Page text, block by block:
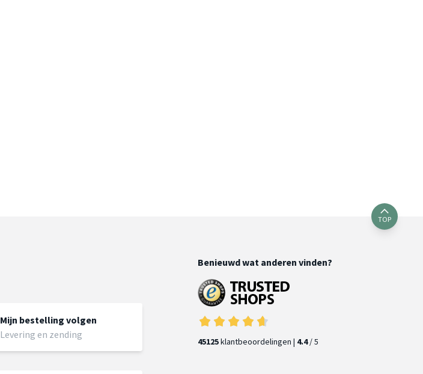
TOP
Mijn bestelling volgen
Levering en zending
Benieuwd wat anderen vinden?
45125klantbeoordelingen | 4.4/ 5